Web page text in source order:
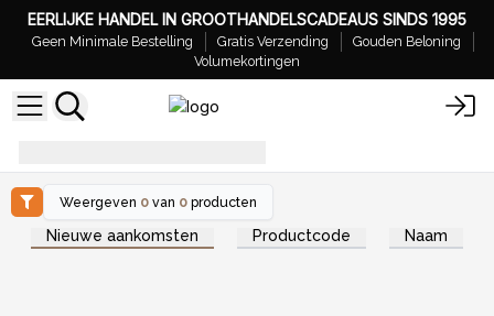
EERLIJKE HANDEL IN GROOTHANDELSCADEAUS SINDS 1995
Geen Minimale Bestelling Gratis Verzending
Gouden Beloning
Volumekortingen
Weergeven 0 van 0 producten
Nieuwe aankomsten Productcode Naam